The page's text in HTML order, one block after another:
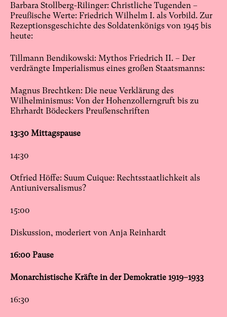
Barbara Stollberg-Rilinger: Christliche Tugenden –
Preußische Werte: Friedrich Wilhelm I. als Vorbild. Zur
Rezeptionsgeschichte des Soldatenkönigs von 1945 bis
heute:
Tillmann Bendikowski: Mythos Friedrich II. – Der
verdrängte Imperialismus eines großen Staatsmanns:
Magnus Brechtken: Die neue Verklärung des
Wilhelminismus: Von der Hohenzollerngruft bis zu
Ehrhardt Bödeckers Preußenschriften
13:30 Mittagspause
14:30
Otfried Höffe: Suum Cuique: Rechtsstaatlichkeit als
Antiuniversalismus?
15:00
Diskussion, moderiert von Anja Reinhardt
16:00 Pause
Monarchistische Kräfte in der Demokratie 1919–1933
16:30